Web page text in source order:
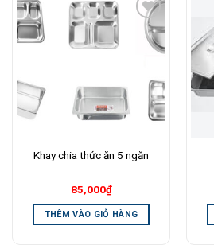
Add to
Wishlist
Khay chia thức ăn 5 ngăn
85,000₫
THÊM VÀO GIỎ HÀNG